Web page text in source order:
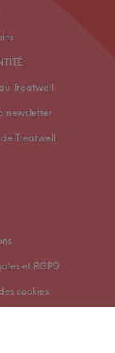
Treatwell
newsletter
Treatwell
et RGPD
cookies